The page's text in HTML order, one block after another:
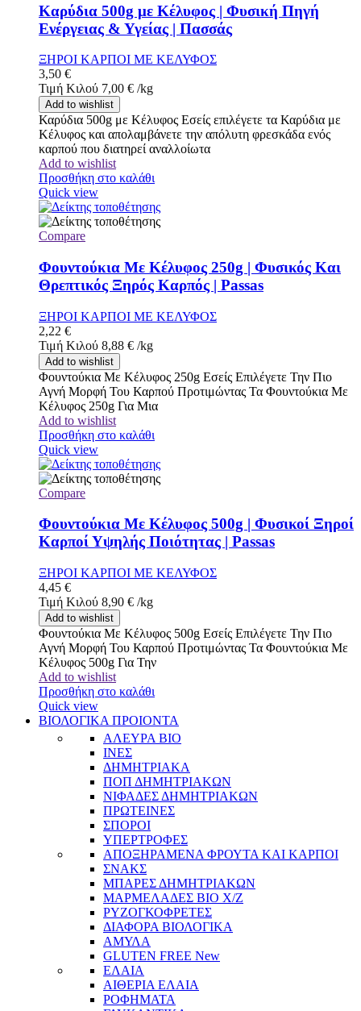
Καρύδια 500g με Κέλυφος | Φυσική Πηγή
Ενέργειας & Υγείας | Πασσάς
ΞΗΡΟΙ ΚΑΡΠΟΙ ΜΕ ΚΕΛΥΦΟΣ
3,50 €
Τιμή Κιλού 7,00 € /kg
Add to wishlist
Καρύδια 500g με Κέλυφος Εσείς επιλέγετε τα Καρύδια με
Κέλυφος και απολαμβάνετε την απόλυτη φρεσκάδα ενός
καρπού που διατηρεί αναλλοίωτα
Add to wishlist
Προσθήκη στο καλάθι
Quick view
Compare
Φουντούκια Με Κέλυφος 250g | Φυσικός Και
Θρεπτικός Ξηρός Καρπός | Passas
ΞΗΡΟΙ ΚΑΡΠΟΙ ΜΕ ΚΕΛΥΦΟΣ
2,22 €
Τιμή Κιλού 8,88 € /kg
Add to wishlist
Φουντούκια Με Κέλυφος 250g Εσείς Επιλέγετε Την Πιο
Αγνή Μορφή Του Καρπού Προτιμώντας Τα Φουντούκια Με
Κέλυφος 250g Για Μια
Add to wishlist
Προσθήκη στο καλάθι
Quick view
Compare
Φουντούκια Με Κέλυφος 500g | Φυσικοί Ξηροί
Καρποί Υψηλής Ποιότητας | Passas
ΞΗΡΟΙ ΚΑΡΠΟΙ ΜΕ ΚΕΛΥΦΟΣ
4,45 €
Τιμή Κιλού 8,90 € /kg
Add to wishlist
Φουντούκια Με Κέλυφος 500g Εσείς Επιλέγετε Την Πιο
Αγνή Μορφή Του Καρπού Προτιμώντας Τα Φουντούκια Με
Κέλυφος 500g Για Την
Add to wishlist
Προσθήκη στο καλάθι
Quick view
ΒΙΟΛΟΓΙΚΑ ΠΡΟΙΟΝΤΑ
ΑΛΕΥΡΑ BIO
ΙΝΕΣ
ΔΗΜΗΤΡΙΑΚΑ
ΠΟΠ ΔΗΜΗΤΡΙΑΚΩΝ
ΝΙΦΑΔΕΣ ΔΗΜΗΤΡΙΑΚΩΝ
ΠΡΩΤΕΙΝΕΣ
ΣΠΟΡΟΙ
ΥΠΕΡΤΡΟΦΕΣ
ΑΠΟΞΗΡΑΜΕΝΑ ΦΡΟΥΤΑ ΚΑΙ ΚΑΡΠΟΙ
ΣΝΑΚΣ
ΜΠΑΡΕΣ ΔΗΜΗΤΡΙΑΚΩΝ
ΜΑΡΜΕΛΑΔΕΣ BIO Χ/Ζ
ΡΥΖΟΓΚΟΦΡΕΤΕΣ
ΔΙΑΦΟΡΑ ΒΙΟΛΟΓΙΚΑ
ΑΜΥΛΑ
GLUTEN FREE New
ΕΛΑΙΑ
ΑΙΘΕΡΙΑ ΕΛΑΙΑ
ΡΟΦΗΜΑΤΑ